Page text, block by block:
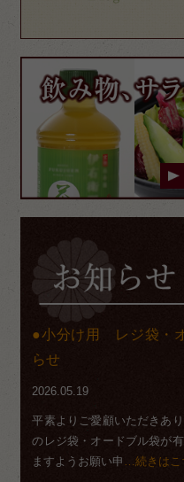
小分け用 レジ袋・
らせ
2026.05.19
平素よりご愛顧いただきあ
のレジ袋・オードブル袋が
ますようお願い申
…続きはこ